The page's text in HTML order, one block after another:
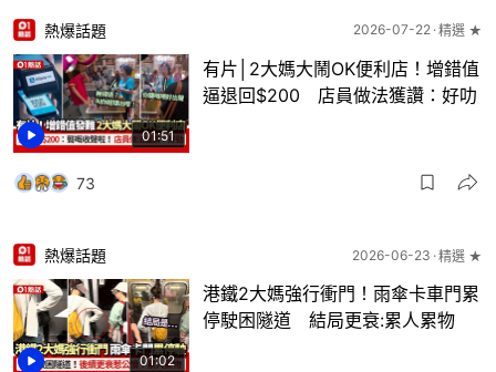
01:51
熱爆話題 2026-07-22 精選 ★
有片│2大媽大鬧OK便利店！增錯值
逼退回$200 店員做法獲讚：好叻
73
01:02
熱爆話題 2026-06-23 精選 ★
港鐵2大媽強行衝門！雨傘卡車門累
停駛困隧道 結局更衰:累人累物